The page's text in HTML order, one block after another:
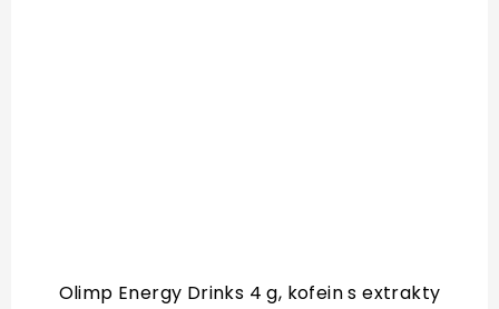
Olimp Energy Drinks 4 g, kofein s extrakty